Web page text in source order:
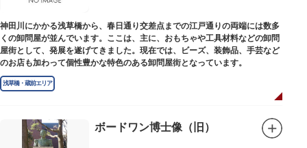
神田川にかかる浅草橋から、春日通り交差点までの江戸通りの両端には数多
くの卸問屋が並んでいます。ここは、主に、おもちゃや工具材料などの卸問
屋街として、発展を遂げてきました。現在では、ビーズ、装飾品、手芸など
のお店も加わって個性豊かな特色のある卸問屋街となっています。
浅草橋・蔵前エリア
ボードワン博士像（旧）